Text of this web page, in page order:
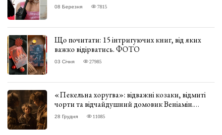
08 Березня 7815
Що почитати: 15 інтригуючих книг, від яких
важко відірватись. ФОТО
03 Січня 27985
«Пекельна хоругва»: відважні козаки, відмиті
чорти та відчайдушний домовик Веніамін.
ВІДГУК
28 Грудня 11085